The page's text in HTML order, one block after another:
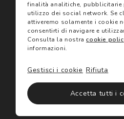
Servizi
Trova negozio
Gift Card
Termini e
Termini di
Avvertenze e informazioni di
Informativa sulla
Utilizzo dei
finalità analitiche, pubblicitarie
utilizzo dei social network. Se
attiveremo solamente i cookie
consentirti di navigare e
Consulta la nostracookie
informazioni.
Accetta tutti i
Rifiuta
Gestisci i cookie